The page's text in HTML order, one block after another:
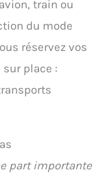
train ou
du mode
réservez vos
place :
part importante